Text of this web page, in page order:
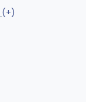
(+)